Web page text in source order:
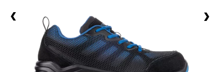
Calzature casual